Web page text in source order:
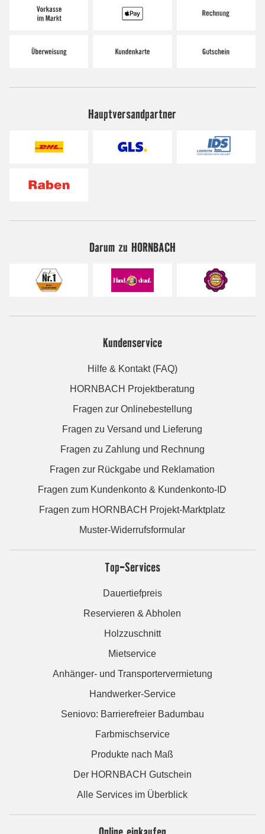
Hauptversandpartner
Darum zu HORNBACH
Kundenservice
Hilfe & Kontakt (FAQ)
HORNBACH Projektberatung
Fragen zur Onlinebestellung
Fragen zu Versand und Lieferung
Fragen zu Zahlung und Rechnung
Fragen zur Rückgabe und Reklamation
Fragen zum Kundenkonto & Kundenkonto-ID
Fragen zum HORNBACH Projekt-Marktplatz
Muster-Widerrufsformular
Top-Services
Dauertiefpreis
Reservieren & Abholen
Holzzuschnitt
Mietservice
Anhänger- und Transportervermietung
Handwerker-Service
Seniovo: Barrierefreier Badumbau
Farbmischservice
Produkte nach Maß
Der HORNBACH Gutschein
Alle Services im Überblick